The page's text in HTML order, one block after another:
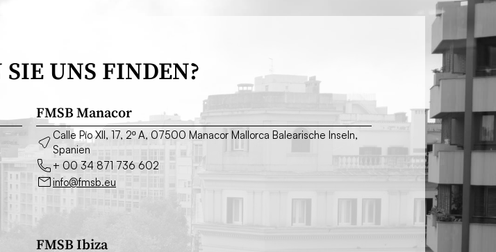
UNS FINDEN?
FMSB Manacor
Calle Pío XII, 17, 2º A, 07500 Manacor Mallorca Balearische Inseln,
Spanien
+ 00 34 871 736 602
info@fmsb.eu
FMSB Ibiza